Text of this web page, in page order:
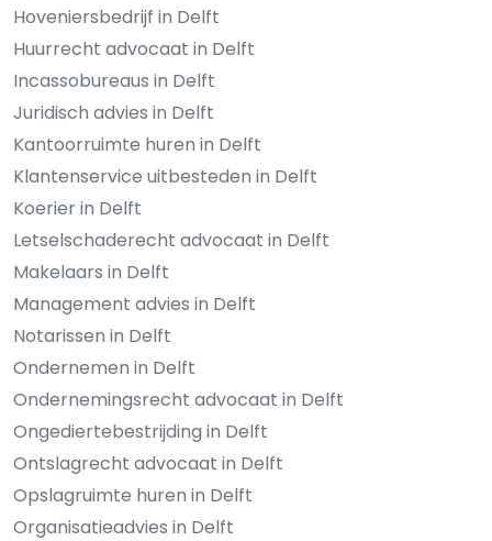
Hoveniersbedrijf in Delft
Huurrecht advocaat in Delft
Incassobureaus in Delft
Juridisch advies in Delft
Kantoorruimte huren in Delft
Klantenservice uitbesteden in Delft
Koerier in Delft
Letselschaderecht advocaat in Delft
Makelaars in Delft
Management advies in Delft
Notarissen in Delft
Ondernemen in Delft
Ondernemingsrecht advocaat in Delft
Ongediertebestrijding in Delft
Ontslagrecht advocaat in Delft
Opslagruimte huren in Delft
Organisatieadvies in Delft